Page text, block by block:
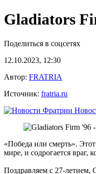
Gladiators
Поделиться в соцсетях
12.10.2023, 12:30
Автор: FRATRIA
Источник: fratria.ru
«Победа или смерть».
мире, и содрогается враг,
Поздравляем с 27-летием,